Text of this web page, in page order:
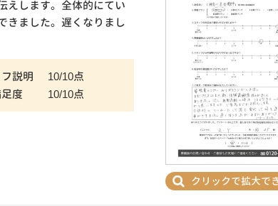
えします。全体的にてい
きました。遅くなりまし
説明
10/10点
度
10/10点
クリックで拡大で